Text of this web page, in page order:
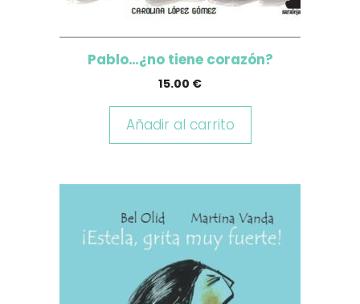
Pablo…¿no tiene corazón?
15.00 €
Añadir al carrito